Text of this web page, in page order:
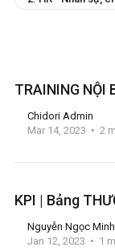
TRAINING NỘI
Chidori Admin
Mar 14, 2023
2
KPI | Bảng
Nguyễn Ngọc
Jan 12, 2023
1